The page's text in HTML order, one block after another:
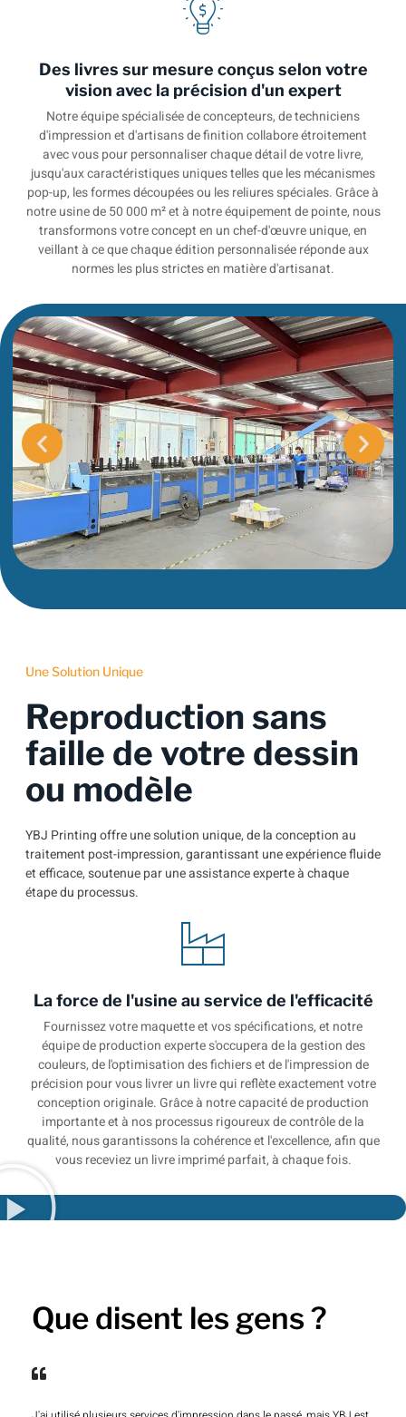
Des livres sur mesure conçus selon votre
vision avec la précision d'un expert
Notre équipe spécialisée de concepteurs, de techniciens
d'impression et d'artisans de finition collabore étroitement
avec vous pour personnaliser chaque détail de votre livre,
jusqu'aux caractéristiques uniques telles que les mécanismes
pop-up, les formes découpées ou les reliures spéciales. Grâce à
notre usine de 50 000 m² et à notre équipement de pointe, nous
transformons votre concept en un chef-d'œuvre unique, en
veillant à ce que chaque édition personnalisée réponde aux
normes les plus strictes en matière d'artisanat.
Une Solution Unique
Reproduction sans
faille de votre dessin
ou modèle
YBJ Printing offre une solution unique, de la conception au
traitement post-impression, garantissant une expérience fluide
et efficace, soutenue par une assistance experte à chaque
étape du processus.
La force de l'usine au service de l'efficacité
Fournissez votre maquette et vos spécifications, et notre
équipe de production experte s'occupera de la gestion des
couleurs, de l'optimisation des fichiers et de l'impression de
précision pour vous livrer un livre qui reflète exactement votre
conception originale. Grâce à notre capacité de production
importante et à nos processus rigoureux de contrôle de la
qualité, nous garantissons la cohérence et l'excellence, afin que
vous receviez un livre imprimé parfait, à chaque fois.
Que disent les gens ?